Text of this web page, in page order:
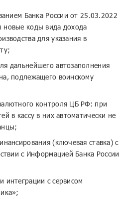
Банка России от 25.03.2022
коды вида дохода
для указания в
дальнейшего автозаполнения
подлежащего воинскому
контроля ЦБ РФ: при
в кассу в них автоматически не
(ключевая ставка) с
с Информацией Банка России
интеграции с сервисом